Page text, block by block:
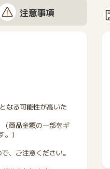
注意事項
なる可能性が高いた
商品金額の一部をギ
）
、ご注意ください。